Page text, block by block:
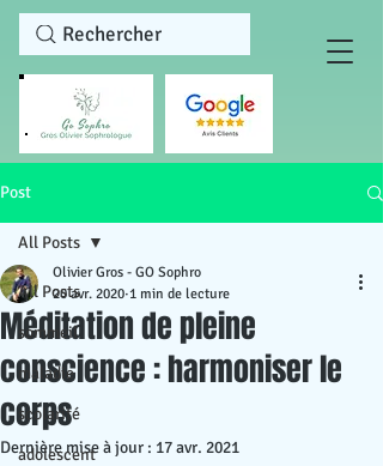
Rechercher
Post
All Posts
sommeil
maladie
scolarité
adolescent
All Posts
Méditation de pleine
conscience : harmoniser le
corps
Olivier Gros - GO Sophro
20 avr. 2020 1 min de lecture
Dernière mise à jour : 17 avr. 2021